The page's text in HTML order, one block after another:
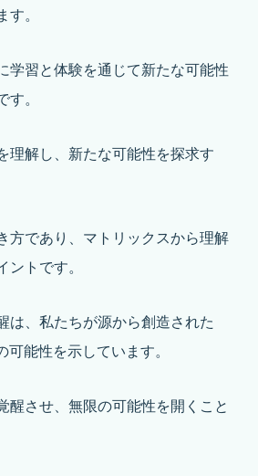
。
学習と体験を通じて新たな可能性
。
理解し、新たな可能性を探求す
方であり、マトリックスから理解
トです。
は、私たちが源から創造された
可能性を示しています。
醒させ、無限の可能性を開くこと